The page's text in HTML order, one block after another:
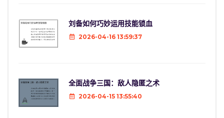
刘备如何巧妙运用技能锁血
2026-04-16 13:59:37
全面战争三国：敌人隐匿之术
2026-04-15 13:55:40